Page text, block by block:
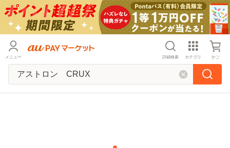
メニュー 詳細検索 カテゴリ かご